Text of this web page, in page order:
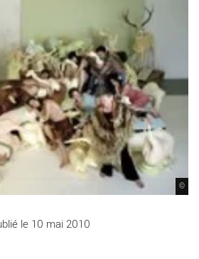
©
le 10 mai 2010